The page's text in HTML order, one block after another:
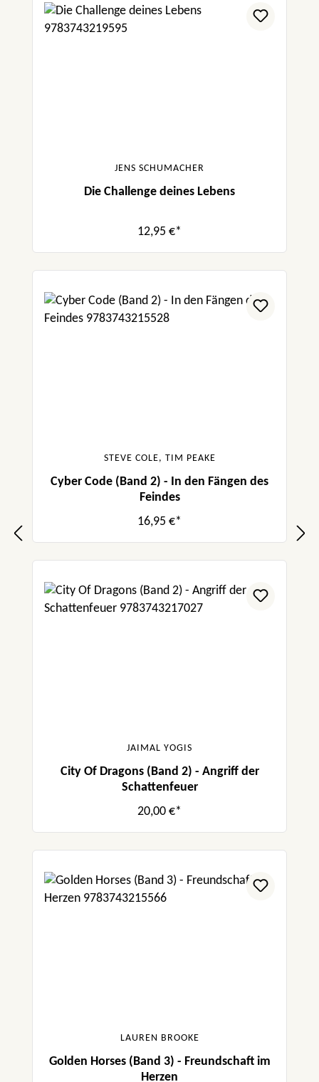
JENS SCHUMACHER
Die Challenge deines Lebens
12,95 €*
STEVE COLE, TIM PEAKE
Cyber Code (Band 2) - In den Fängen des
Feindes
16,95 €*
JAIMAL YOGIS
City Of Dragons (Band 2) - Angriff der
Schattenfeuer
20,00 €*
LAUREN BROOKE
Golden Horses (Band 3) - Freundschaft im
Herzen